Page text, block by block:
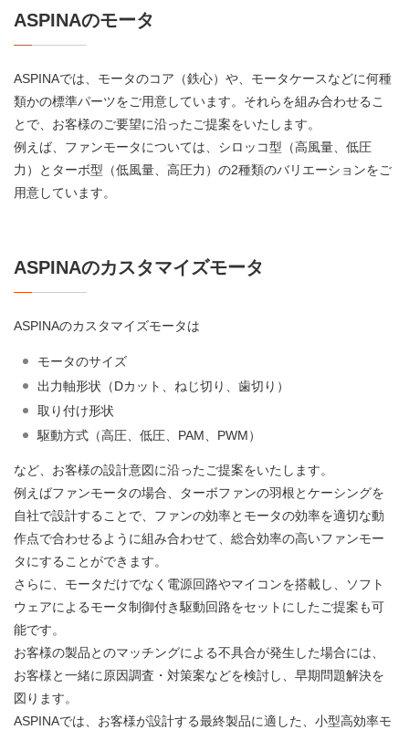
ASPINAのモータ
ASPINAでは、モータのコア（鉄心）や、モータケースなどに何種
類かの標準パーツをご用意しています。それらを組み合わせるこ
とで、お客様のご要望に沿ったご提案をいたします。
例えば、ファンモータについては、シロッコ型（高風量、低圧
力）とターボ型（低風量、高圧力）の2種類のバリエーションをご
用意しています。
ASPINAのカスタマイズモータ
ASPINAのカスタマイズモータは
モータのサイズ
出力軸形状（Dカット、ねじ切り、歯切り）
取り付け形状
駆動方式（高圧、低圧、PAM、PWM）
など、お客様の設計意図に沿ったご提案をいたします。
例えばファンモータの場合、ターボファンの羽根とケーシングを
自社で設計することで、ファンの効率とモータの効率を適切な動
作点で合わせるように組み合わせて、総合効率の高いファンモー
タにすることができます。
さらに、モータだけでなく電源回路やマイコンを搭載し、ソフト
ウェアによるモータ制御付き駆動回路をセットにしたご提案も可
能です。
お客様の製品とのマッチングによる不具合が発生した場合には、
お客様と一緒に原因調査・対策案などを検討し、早期問題解決を
図ります。
ASPINAでは、お客様が設計する最終製品に適した、小型高効率モ